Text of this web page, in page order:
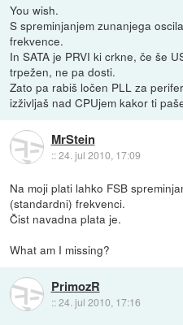
You wish.
S spreminjanjem zunanjega
frekvence.
In SATA je PRVI ki crkne, če še
trpežen, ne pa dosti.
Zato pa rabiš ločen PLL za
izživljaš nad CPUjem kakor ti
MrStein
::24. jul 2010, 17:09
Na moji plati lahko FSB
(standardni) frekvenci.
Čist navadna plata je.
What am I missing?
PrimozR
::24. jul 2010, 17:16